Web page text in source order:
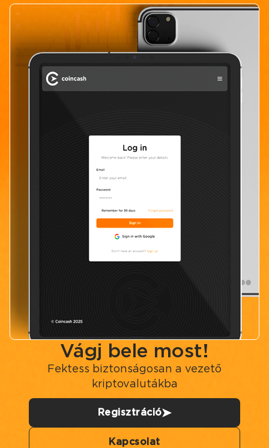
Vágj bele most!
Fektess biztonságosan a vezető
kriptovalutákba
Regisztráció
Kapcsolat